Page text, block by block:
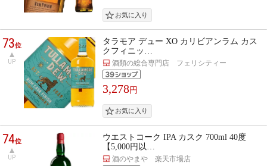
73位
UP
タラモア デュー XO カリビアンラム カス
クフィニッ…
酒類の総合専門店 フェリシティー
3,278円
74位
UP
ウエストコーク IPA カスク 700ml 40度
【5,000円以…
酒のやまや 楽天市場店